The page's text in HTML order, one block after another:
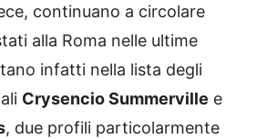
continuano a circolare
alla Roma nelle ultime
infatti nella lista degli
Crysencio Summerville e
, due profili particolarmente